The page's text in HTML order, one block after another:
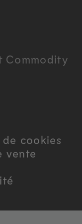
Commodity
cookies
vente